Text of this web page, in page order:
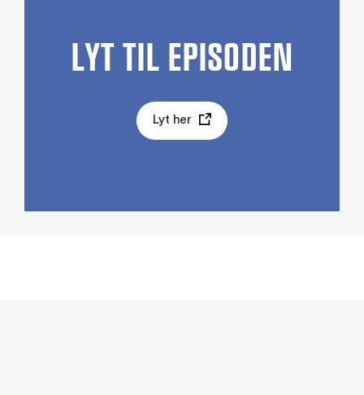
LYT TIL EPISODEN
Lyt her